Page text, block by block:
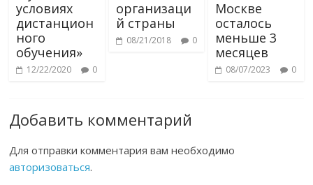
условиях
дистанцион
ного
обучения»
12/22/2020 0
организаци
й страны
08/21/2018 0
Москве
осталось
меньше 3
месяцев
08/07/2023 0
Добавить комментарий
Для отправки комментария вам необходимо
авторизоваться.